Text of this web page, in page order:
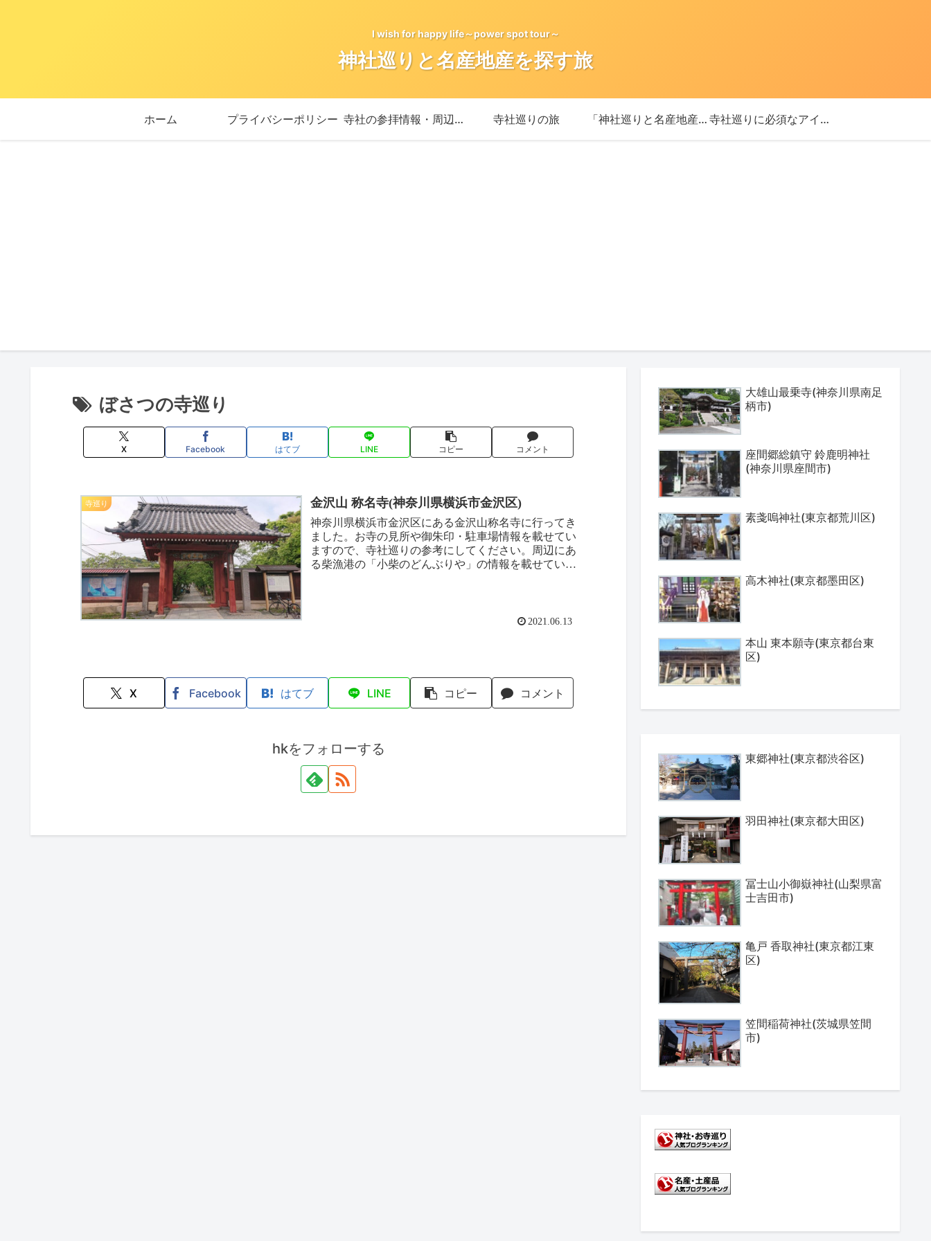
I wish for happy life～power spot tour～
神社巡りと名産地産を探す旅
ホーム プライバシーポリシー 寺社の参拝情報・周辺情報 寺社巡りの旅 「神社巡りと名産地産を探す旅」ブログ始めました！ 寺社巡りに必須なアイテム
ぼさつの寺巡り
X Facebook はてブ LINE コピー コメント
寺巡り 金沢山 称名寺(神奈川県横浜市金沢区)
神奈川県横浜市金沢区にある金沢山称名寺に行ってき
ました。お寺の見所や御朱印・駐車場情報を載せてい
ますので、寺社巡りの参考にしてください。周辺にあ
る柴漁港の「小柴のどんぶりや」の情報を載せていま
2021.06.13
X Facebook はてブ LINE コピー コメント
hkをフォローする
大雄山最乗寺(神奈川県南足
柄市)
座間郷総鎮守 鈴鹿明神社
(神奈川県座間市)
素戔嗚神社(東京都荒川区)
高木神社(東京都墨田区)
本山 東本願寺(東京都台東
区)
東郷神社(東京都渋谷区)
羽田神社(東京都大田区)
冨士山小御嶽神社(山梨県富
士吉田市)
亀戸 香取神社(東京都江東
区)
笠間稲荷神社(茨城県笠間
市)